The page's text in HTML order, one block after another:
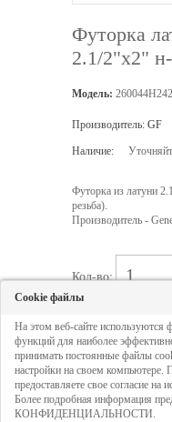
Футорка
2.1/2"х2"
Модель:
Производитель: GF
Наличие:
Футорка из латуни
резьба).
Производитель -
Кол-во:
1 205 руб
Cookie файлы
На этом веб-сайте используются
функций для наиболее
принимать постоянные файлы
настройки на своем
предоставляете свое согласие на
Более подробная информация
КОНФИДЕНЦИАЛЬНОСТИ.